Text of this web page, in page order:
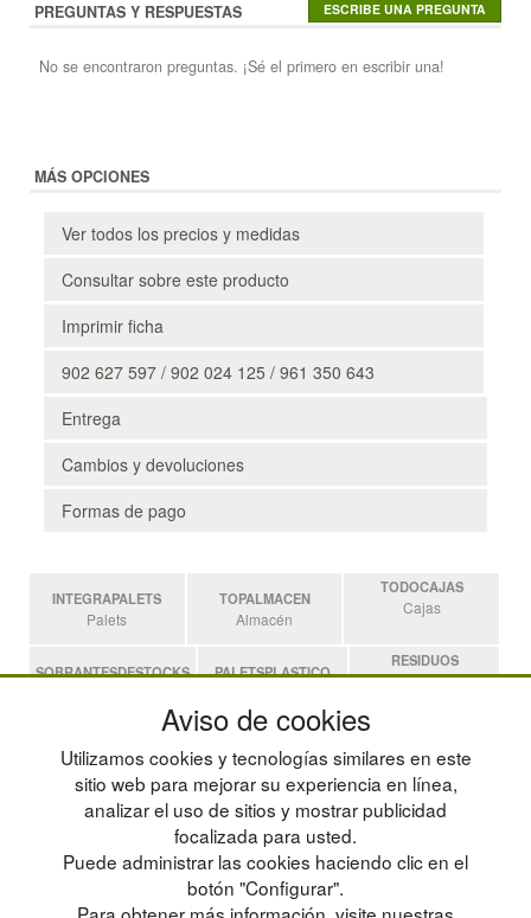
PREGUNTAS Y RESPUESTAS
No se encontraron preguntas. ¡Sé el primero en escribir una!
MÁS OPCIONES
Ver todos los precios y medidas
Consultar sobre este producto
Imprimir ficha
902 627 597 / 902 024 125 / 961 350 643
Entrega
Cambios y devoluciones
Formas de pago
INTEGRAPALETS
Palets
TOPALMACEN
Almacén
TODOCAJAS
Cajas
SOBRANTESDESTOCKS PALETSPLASTICO
RESIDUOS
Residuos
Estanterias
POLÍTICA DE PRIVACIDAD
CONDICIONES DE USO
CAMBIOS Y DEVOLUCIONES
CONTACTO
MAPA WEB
PREGUNTAS FRECUENTES
INGRESA A TU CUENTA
Aviso de cookies
Utilizamos cookies y tecnologías similares en este
sitio web para mejorar su experiencia en línea,
analizar el uso de sitios y mostrar publicidad
focalizada para usted.
Puede administrar las cookies haciendo clic en el
botón "Configurar".